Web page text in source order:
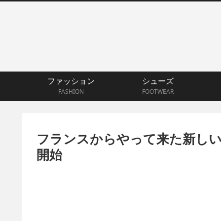
ファッション
FASHION
シューズ
FOOTWEAR
フランスからやって来た新し
開始